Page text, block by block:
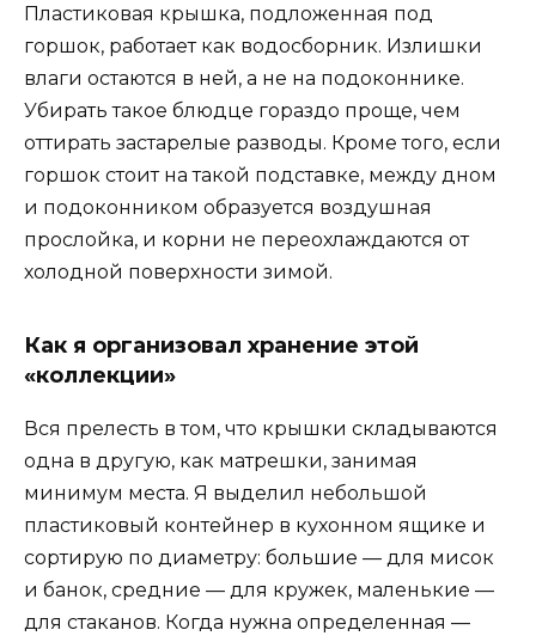
Пластиковая крышка, подложенная под
горшок, работает как водосборник. Излишки
влаги остаются в ней, а не на подоконнике.
Убирать такое блюдце гораздо проще, чем
оттирать застарелые разводы. Кроме того, если
горшок стоит на такой подставке, между дном
и подоконником образуется воздушная
прослойка, и корни не переохлаждаются от
холодной поверхности зимой.
Как я организовал хранение этой
«коллекции»
Вся прелесть в том, что крышки складываются
одна в другую, как матрешки, занимая
минимум места. Я выделил небольшой
пластиковый контейнер в кухонном ящике и
сортирую по диаметру: большие — для мисок
и банок, средние — для кружек, маленькие —
для стаканов. Когда нужна определенная —